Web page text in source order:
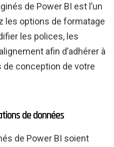
de Power BI est l’un
les options de formatage
les polices, les
afin d’adhérer à
de conception de votre
de données
de Power BI soient